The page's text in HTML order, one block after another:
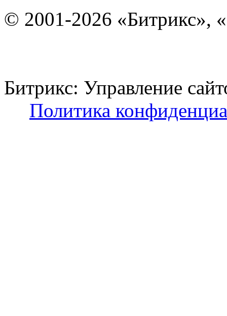
© 2001-2026 «Битрикс»,
Битрикс: Управление
Политика